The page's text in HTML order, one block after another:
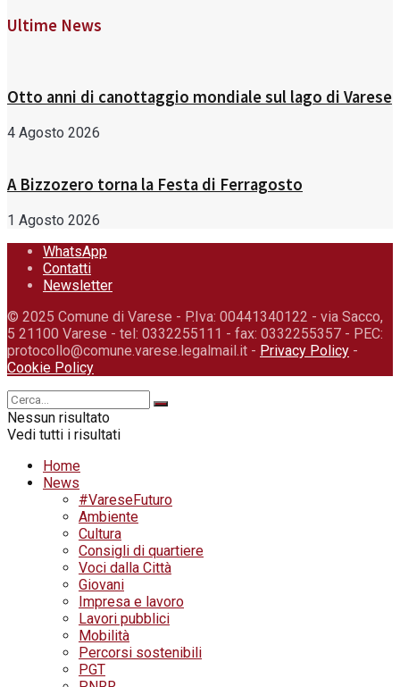
Ultime News
Otto anni di canottaggio mondiale sul lago di Varese
4 Agosto 2026
A Bizzozero torna la Festa di Ferragosto
1 Agosto 2026
WhatsApp
Contatti
Newsletter
© 2025 Comune di Varese - P.Iva: 00441340122 - via Sacco,
5 21100 Varese - tel: 0332255111 - fax: 0332255357 - PEC:
protocollo@comune.varese.legalmail.it - Privacy Policy -
Cookie Policy
Nessun risultato
Vedi tutti i risultati
Home
News
#VareseFuturo
Ambiente
Cultura
Consigli di quartiere
Voci dalla Città
Giovani
Impresa e lavoro
Lavori pubblici
Mobilità
Percorsi sostenibili
PGT